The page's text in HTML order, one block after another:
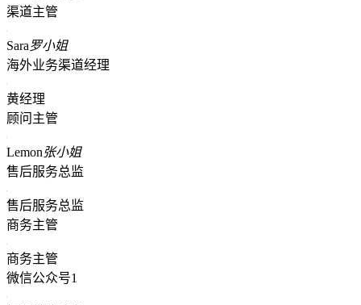
渠道主管
Sara罗小姐
海外业务渠道经理
黄经理
顾问主管
Lemon张小姐
售后服务总监
售后服务总监
商务主管
商务主管
微信公众号1